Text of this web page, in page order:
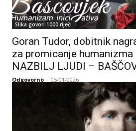
Slika govori 1000 riječi
Goran Tudor, dobitnik
za promicanje humanizma
NAZBILJ LJUDI –
Odgovorno - 05/01/2026